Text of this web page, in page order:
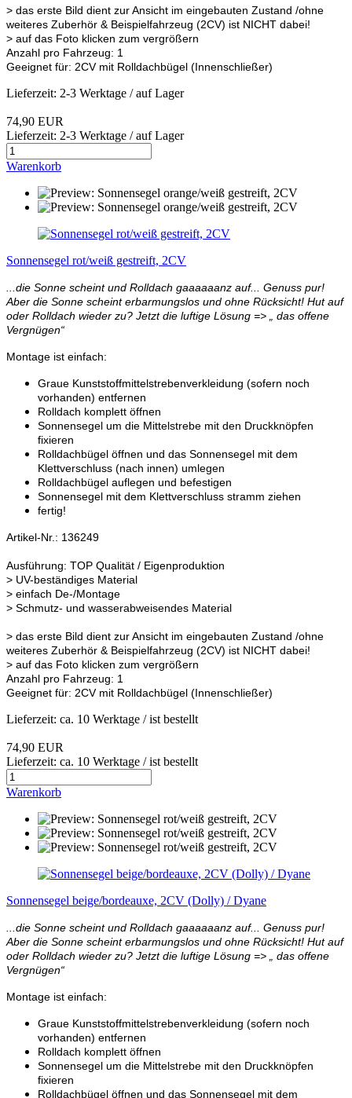
> das erste Bild dient zur Ansicht im eingebauten Zustand /ohne
weiteres Zuberhör & Beispielfahrzeug (2CV) ist NICHT dabei!
> auf das Foto klicken zum vergrößern
Anzahl pro Fahrzeug: 1
Geeignet für: 2CV mit Rolldachbügel (Innenschließer)
Lieferzeit: 2-3 Werktage / auf Lager
74,90 EUR
Lieferzeit: 2-3 Werktage / auf Lager
Warenkorb
Sonnensegel rot/weiß gestreift, 2CV
...die Sonne scheint und Rolldach gaaaaaanz auf... Genuss pur!
Aber die Sonne scheint erbarmungslos und ohne Rücksicht! Hut auf
oder Rolldach wieder zu? Jetzt die luftige Lösung => „ das offene
Vergnügen“
Montage ist einfach:
Graue Kunststoffmittelstrebenverkleidung (sofern noch
vorhanden) entfernen
Rolldach komplett öffnen
Sonnensegel um die Mittelstrebe mit den Druckknöpfen
fixieren
Rolldachbügel öffnen und das Sonnensegel mit dem
Klettverschluss (nach innen) umlegen
Rolldachbügel auflegen und befestigen
Sonnensegel mit dem Klettverschluss stramm ziehen
fertig!
Artikel-Nr.: 136249
Ausführung: TOP Qualität / Eigenproduktion
> UV-beständiges Material
> einfach De-/Montage
> Schmutz- und wasserabweisendes Material
> das erste Bild dient zur Ansicht im eingebauten Zustand /ohne
weiteres Zuberhör & Beispielfahrzeug (2CV) ist NICHT dabei!
> auf das Foto klicken zum vergrößern
Anzahl pro Fahrzeug: 1
Geeignet für: 2CV mit Rolldachbügel (Innenschließer)
Lieferzeit: ca. 10 Werktage / ist bestellt
74,90 EUR
Lieferzeit: ca. 10 Werktage / ist bestellt
Warenkorb
Sonnensegel beige/bordeauxe, 2CV (Dolly) / Dyane
...die Sonne scheint und Rolldach gaaaaaanz auf... Genuss pur!
Aber die Sonne scheint erbarmungslos und ohne Rücksicht! Hut auf
oder Rolldach wieder zu? Jetzt die luftige Lösung => „ das offene
Vergnügen“
Montage ist einfach:
Graue Kunststoffmittelstrebenverkleidung (sofern noch
vorhanden) entfernen
Rolldach komplett öffnen
Sonnensegel um die Mittelstrebe mit den Druckknöpfen
fixieren
Rolldachbügel öffnen und das Sonnensegel mit dem